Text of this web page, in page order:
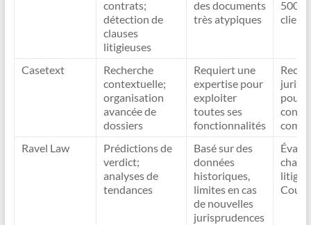
contrats;
détection de
clauses
litigieuses
des documents
très atypiques
500
clients
Casetext
Recherche
contextuelle;
organisation
avancée de
dossiers
Requiert une
expertise pour
exploiter
toutes ses
fonctionnalités
pour
Ravel Law
Prédictions de
verdict;
analyses de
tendances
Basé sur des
données
historiques,
limites en cas
de nouvelles
jurisprudences
litige
Cour